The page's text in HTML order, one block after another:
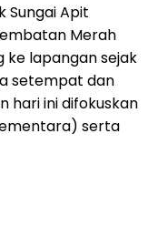
Sungai Apit
Merah
ke lapangan sejak
setempat dan
hari ini difokuskan
serta